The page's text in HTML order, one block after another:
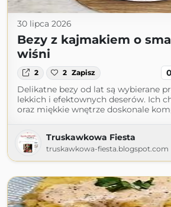
30 lipca 2026
Bezy z kajmakiem o
wiśni
2 2 Zapisz 0
Delikatne bezy od lat są wybierane
lekkich i efektownych deserów. Ich
oraz miękkie wnętrze doskonale
Truskawkowa Fiesta
truskawkowa-fiesta.blogspot.com